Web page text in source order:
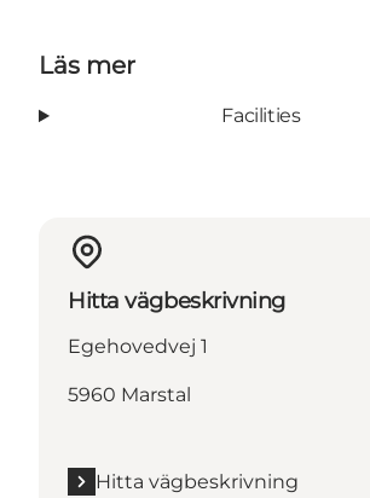
Läs mer
Facilities
Hitta vägbeskrivning
Egehovedvej 1
5960 Marstal
Hitta vägbeskrivning